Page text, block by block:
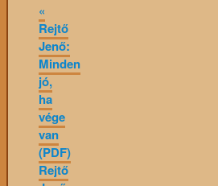
«
Rejtő
Jenő:
Minden
jó,
ha
vége
van
(PDF)
Rejtő